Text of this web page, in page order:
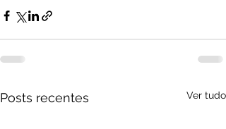
Posts recentes Ver tudo